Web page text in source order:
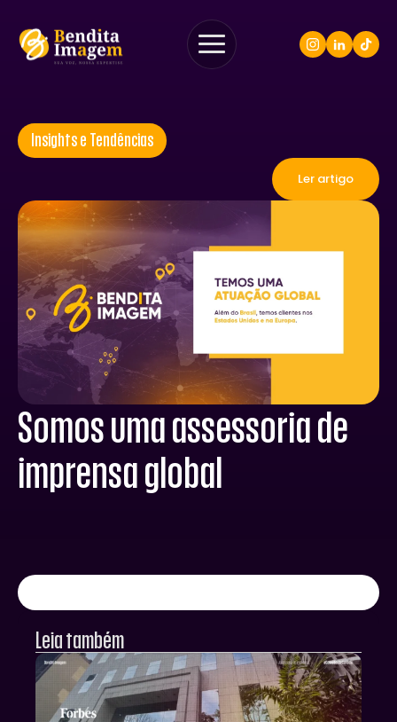
Insights e Tendências
Ler artigo
Somos uma assessoria de
imprensa global
Leia também